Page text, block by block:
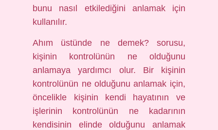
bunu nasıl etkilediğini anlamak için
kullanılır.
Ahım üstünde ne demek? sorusu,
kişinin kontrolünün ne olduğunu
anlamaya yardımcı olur. Bir kişinin
kontrolünün ne olduğunu anlamak için,
öncelikle kişinin kendi hayatının ve
işlerinin kontrolünün ne kadarının
kendisinin elinde olduğunu anlamak